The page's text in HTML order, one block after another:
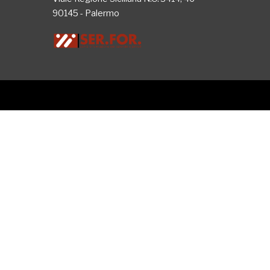
90145 - Palermo